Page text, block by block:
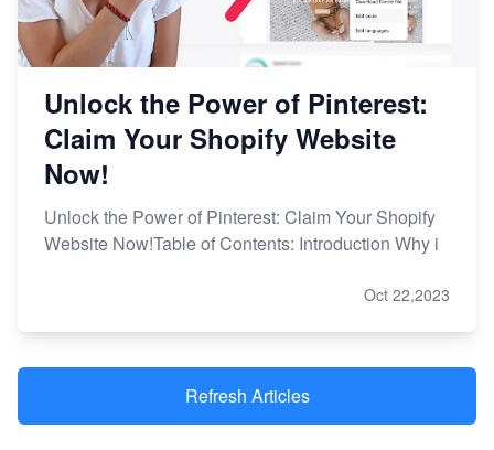
Unlock the Power of Pinterest:
Claim Your Shopify Website
Now!
Unlock the Power of Pinterest: Claim Your Shopify
Website Now!Table of Contents: Introduction Why i
Oct 22,2023
Refresh Articles